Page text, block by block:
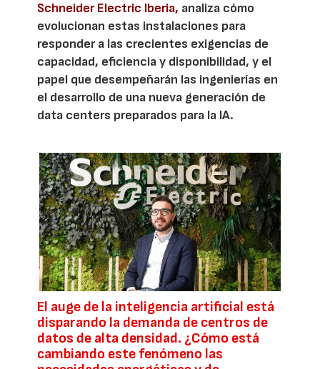
Schneider Electric Iberia, analiza cómo
evolucionan estas instalaciones para
responder a las crecientes exigencias de
capacidad, eficiencia y disponibilidad, y el
papel que desempeñarán las ingenierías en
el desarrollo de una nueva generación de
data centers preparados para la IA.
El auge de la inteligencia artificial está
disparando la demanda de centros de
datos de alta densidad. ¿Cómo está
cambiando este fenómeno las